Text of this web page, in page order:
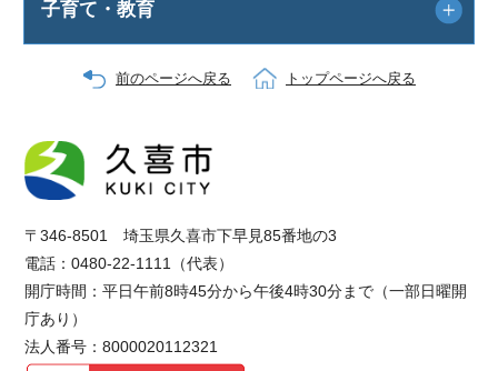
子育て・教育
前のページへ戻る トップページへ戻る
〒346-8501 埼玉県久喜市下早見85番地の3
電話：0480-22-1111（代表）
開庁時間：平日午前8時45分から午後4時30分まで（一部日曜開
庁あり）
法人番号：8000020112321